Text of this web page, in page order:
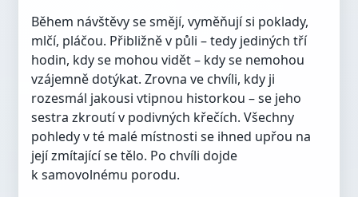
Během návštěvy se smějí, vyměňují si poklady,
mlčí, pláčou. Přibližně v půli – tedy jediných tří
hodin, kdy se mohou vidět – kdy se nemohou
vzájemně dotýkat. Zrovna ve chvíli, kdy ji
rozesmál jakousi vtipnou historkou – se jeho
sestra zkroutí v podivných křečích. Všechny
pohledy v té malé místnosti se ihned upřou na
její zmítající se tělo. Po chvíli dojde
k samovolnému porodu.